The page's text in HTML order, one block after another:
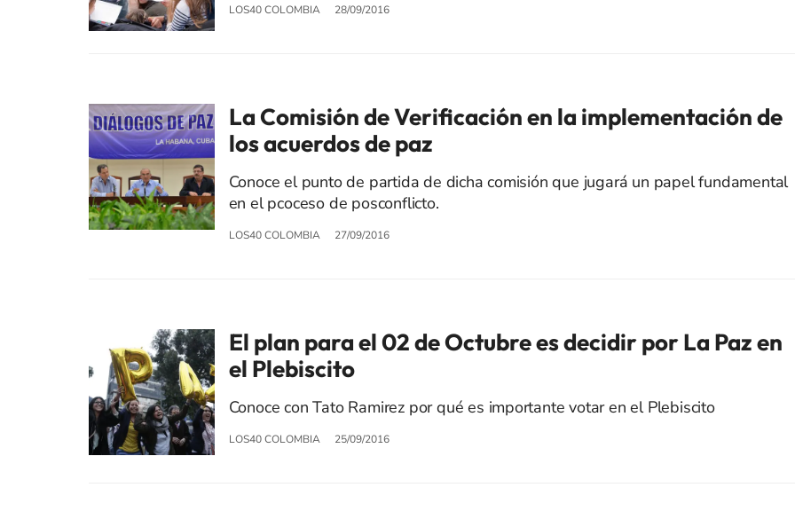
LOS40 COLOMBIA 28/09/2016
La Comisión de Verificación en la implementación de
los acuerdos de paz
Conoce el punto de partida de dicha comisión que jugará un papel fundamental
en el pcoceso de posconflicto.
LOS40 COLOMBIA 27/09/2016
El plan para el 02 de Octubre es decidir por La Paz en
el Plebiscito
Conoce con Tato Ramirez por qué es importante votar en el Plebiscito
LOS40 COLOMBIA 25/09/2016